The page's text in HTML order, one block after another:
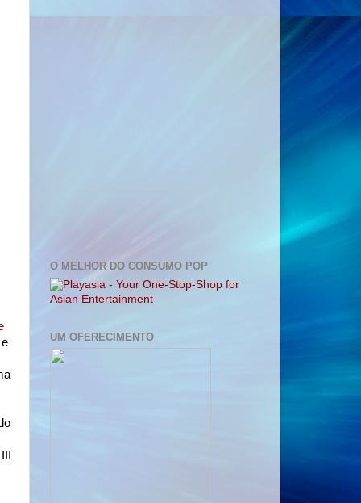
O MELHOR DO CONSUMO POP
UM OFERECIMENTO